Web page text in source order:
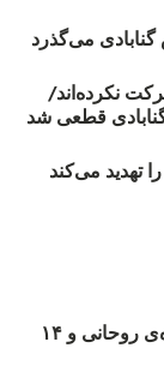
می‌گذرد
شرکت نکرده‌اند/
تهدید می‌کند
روند اعدام‌ها در ماه‌های مختلف ۲۰۱۸، دوره‌ی روحانی و ۱۴